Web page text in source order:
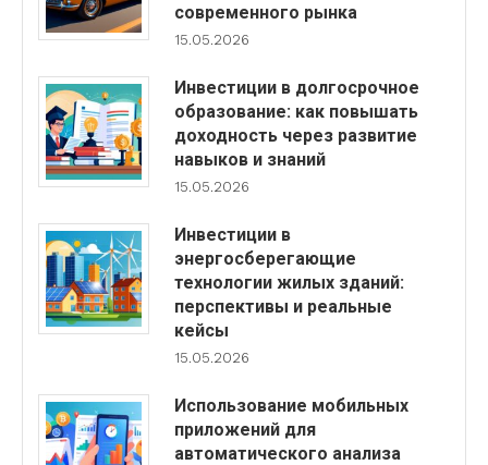
современного рынка
15.05.2026
Инвестиции в долгосрочное
образование: как повышать
доходность через развитие
навыков и знаний
15.05.2026
Инвестиции в
энергосберегающие
технологии жилых зданий:
перспективы и реальные
кейсы
15.05.2026
Использование мобильных
приложений для
автоматического анализа